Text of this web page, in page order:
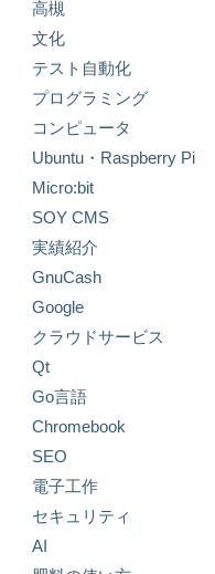
高槻
文化
テスト自動化
プログラミング
コンピュータ
Ubuntu・Raspberry Pi
Micro:bit
SOY CMS
実績紹介
GnuCash
Google
クラウドサービス
Qt
Go言語
Chromebook
SEO
電子工作
セキュリティ
AI